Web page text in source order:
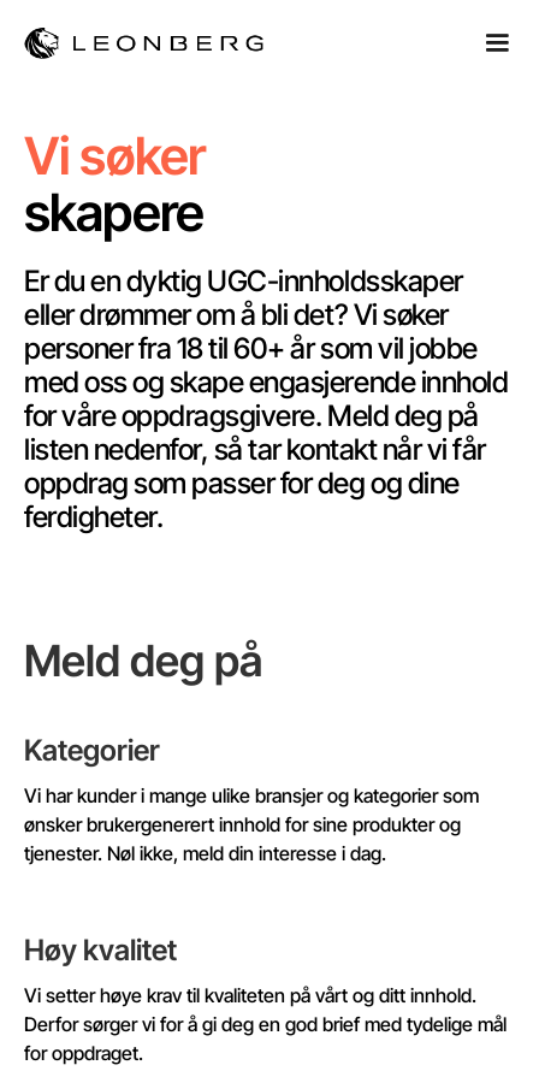
Vi søker
skapere
Er du en dyktig UGC-innholdsskaper
eller drømmer om å bli det? Vi søker
personer fra 18 til 60+ år som vil jobbe
med oss og skape engasjerende innhold
for våre oppdragsgivere. Meld deg på
listen nedenfor, så tar kontakt når vi får
oppdrag som passer for deg og dine
ferdigheter.
Meld deg på
Kategorier
Vi har kunder i mange ulike bransjer og kategorier som
ønsker brukergenerert innhold for sine produkter og
tjenester. Nøl ikke, meld din interesse i dag.
Høy kvalitet
Vi setter høye krav til kvaliteten på vårt og ditt innhold.
Derfor sørger vi for å gi deg en god brief med tydelige mål
for oppdraget.